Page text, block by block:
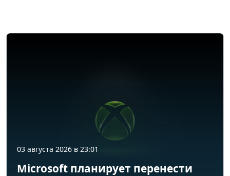
03 августа 2026 в 23:01
Microsoft планирует перенести